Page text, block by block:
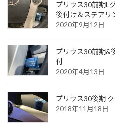
プリウス30前期L
後付け＆ステアリ
2020年9月12日
プリウス30前期&
付
2020年4月13日
プリウス30後期
2018年11月18日